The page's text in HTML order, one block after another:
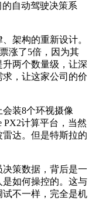
自动驾驶决策系
架构的重新设计。
涨了5倍，因为其
两个数量级，让深
，让这家公司的价
装8个环视摄像
计算平台，当然
达。但是特斯拉的
策数据，背后是一
如何操控的。这与
不一样，完全是机